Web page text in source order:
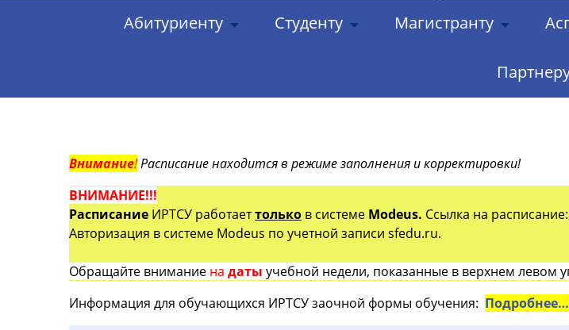
Абитуриенту Студенту Магистранту
Внимание!Расписание находится в режиме заполнения и корректировки!
ВНИМАНИЕ!!!
Расписание ИРТСУ работаеттолько в системе Modeus. Ссылка на расписание:
Авторизация в системе Modeus по учетной записи sfedu.ru.
Обращайте внимание на даты учебной недели, показанные в верхнем левом
Информация для обучающихся ИРТСУ заочной формы обучения: Подробнее…